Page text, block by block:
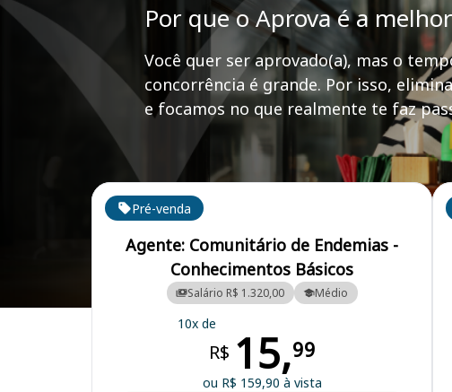
Por que o Aprova é a
Você quer ser aprovado(a), mas o
concorrência é grande. Por isso,
e focamos no que realmente te faz
Curso Preparatório para o Concurso Guamaré/RN - Prefeitura Municipal
Cursos em destaque para passar no concurso
Pré-venda
Agente: Comunitário de Endemias -
Conhecimentos Básicos
Salário R$ 1.320,00 Médio
10x de
R$ 15,99
ou R$ 159,90 à vista